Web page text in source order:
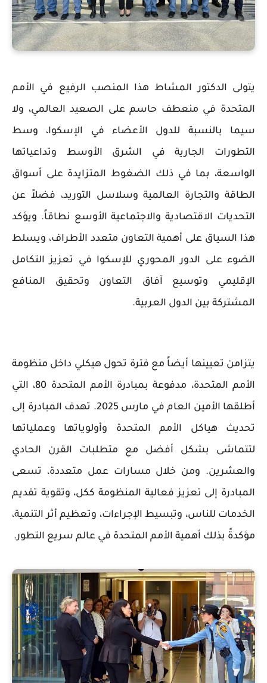
يتولى الدكتور المشاط هذا المنصب الرفيع في الأمم
المتحدة في منعطف حاسم على الصعيد العالمي، ولا
سيما بالنسبة للدول الأعضاء في الإسكوا، وسط
التطورات الجارية في الشرق الأوسط وتداعياتها
الواسعة، بما في ذلك الضغوط المتزايدة على أسواق
الطاقة والتجارة العالمية وسلاسل التوريد، فضلاً عن
التحديات الاقتصادية والاجتماعية الأوسع نطاقاً. ويؤكد
هذا السياق على أهمية التعاون متعدد الأطراف، ويسلط
الضوء على الدور المحوري للإسكوا في تعزيز التكامل
الإقليمي وتوسيع آفاق التعاون وتحقيق المنافع
المشتركة بين الدول العربية.
يتزامن تعيينها أيضاً مع فترة تحول هيكلي داخل منظومة
الأمم المتحدة، مدفوعة بمبادرة الأمم المتحدة 80، التي
أطلقها الأمين العام في مارس 2025. تهدف المبادرة إلى
تحديث هياكل الأمم المتحدة وأولوياتها وعملياتها
لتتماشى بشكل أفضل مع متطلبات القرن الحادي
والعشرين. ومن خلال مسارات عمل متعددة، تسعى
المبادرة إلى تعزيز فعالية المنظومة ككل، وتقوية تقديم
الخدمات للناس، وتبسيط الإجراءات، وتعظيم أثر التنمية،
مؤكدةً بذلك أهمية الأمم المتحدة في عالم سريع التطور.